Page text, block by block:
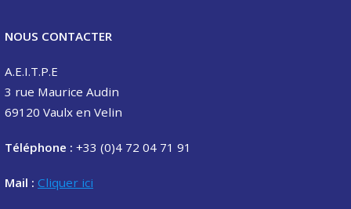
NOUS CONTACTER
A.E.I.T.P.E
3 rue Maurice Audin
69120 Vaulx en Velin
Téléphone : +33 (0)4 72 04 71 91
Mail : Cliquer ici